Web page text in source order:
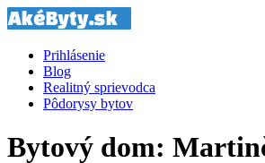
Prihlásenie
Blog
Realitný sprievodca
Pôdorysy bytov
Bytový dom: